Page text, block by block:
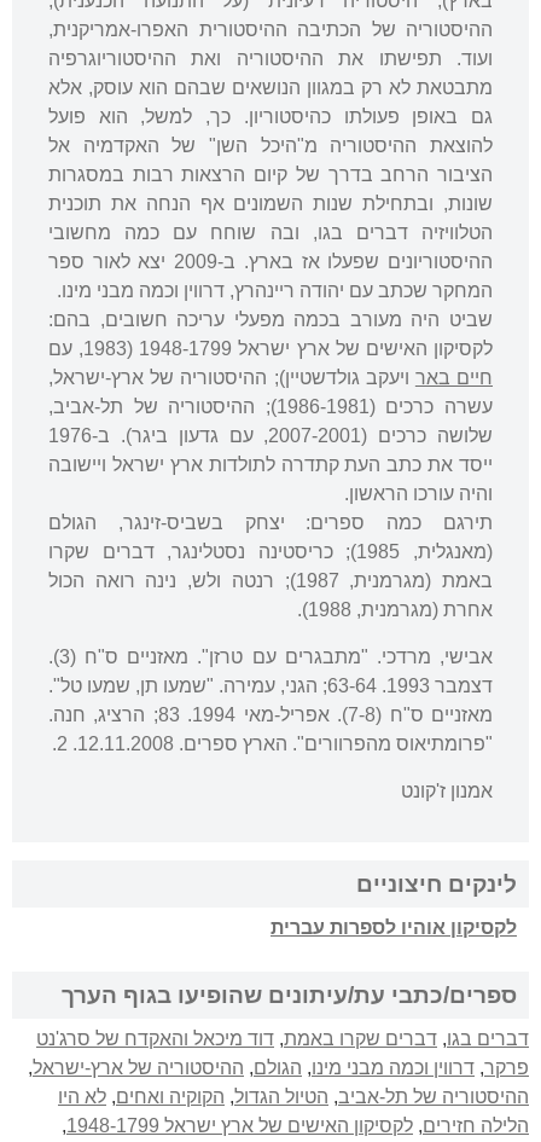
ההיסטוריה של הכתיבה ההיסטורית האפרו-אמריקנית,
ועוד. תפישתו את ההיסטוריה ואת ההיסטוריוגרפיה
מתבטאת לא רק במגוון הנושאים שבהם הוא עוסק, אלא
גם באופן פעולתו כהיסטוריון. כך, למשל, הוא פועל
להוצאת ההיסטוריה מ"היכל השן" של האקדמיה אל
הציבור הרחב בדרך של קיום הרצאות רבות במסגרות
שונות, ובתחילת שנות השמונים אף הנחה את תוכנית
הטלוויזיה דברים בגו, ובה שוחח עם כמה מחשובי
ההיסטוריונים שפעלו אז בארץ. ב-2009 יצא לאור ספר
המחקר שכתב עם יהודה ריינהרץ, דרווין וכמה מבני מינו.
שביט היה מעורב בכמה מפעלי עריכה חשובים, בהם:
לקסיקון האישים של ארץ ישראל 1948-1799 (1983, עם
חיים באר ויעקב גולדשטיין); ההיסטוריה של ארץ-ישראל,
עשרה כרכים (1986-1981); ההיסטוריה של תל-אביב,
שלושה כרכים (2007-2001, עם גדעון ביגר). ב-1976
ייסד את כתב העת קתדרה לתולדות ארץ ישראל ויישובה
והיה עורכו הראשון.
תירגם כמה ספרים: יצחק בשביס-זינגר, הגולם
(מאנגלית, 1985); כריסטינה נסטלינגר, דברים שקרו
באמת (מגרמנית, 1987); רנטה ולש, נינה רואה הכול
אחרת (מגרמנית, 1988).
אבישי, מרדכי. "מתבגרים עם טרזן". מאזניים ס"ח (3).
דצמבר 1993. 63-64; הגני, עמירה. "שמעו תן, שמעו טל".
מאזניים ס"ח (7-8). אפריל-מאי 1994. 83; הרציג, חנה.
"פרומתיאוס מהפרוורים". הארץ ספרים. 12.11.2008. 2.
אמנון ז'קונט
לינקים חיצוניים
לקסיקון אוהיו לספרות עברית
ספרים/כתבי עת/עיתונים שהופיעו בגוף הערך
דברים בגו, דברים שקרו באמת, דוד מיכאל והאקדח של סרג'נט
פרקר, דרווין וכמה מבני מינו, הגולם, ההיסטוריה של ארץ-ישראל,
ההיסטוריה של תל-אביב, הטיול הגדול, הקוקיה ואחים, לא היו
הלילה חזירים, לקסיקון האישים של ארץ ישראל 1948-1799
,